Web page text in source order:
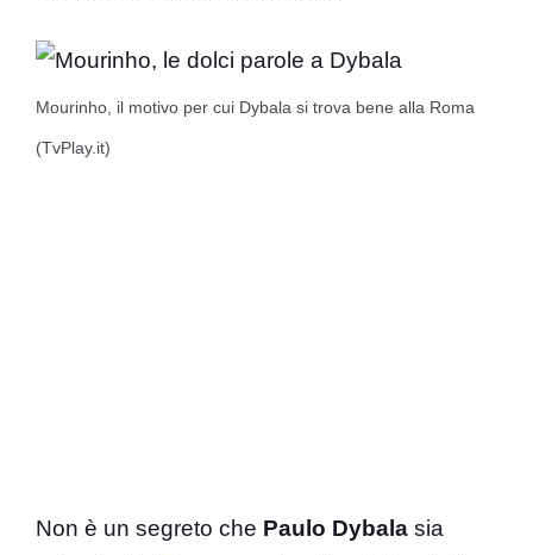
Mourinho, il motivo per cui Dybala si trova bene alla Roma
(TvPlay.it)
Non è un segreto che Paulo Dybala sia